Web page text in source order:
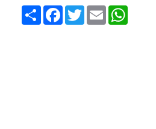
Compartilhar
Facebook
TwitterEmail